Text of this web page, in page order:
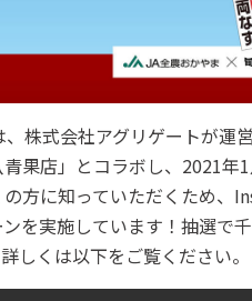
株式会社アグリゲートが運
果店」とコラボし、2021年
方に知っていただくため、
を実施しています！抽選で
しくは以下をご覧ください。